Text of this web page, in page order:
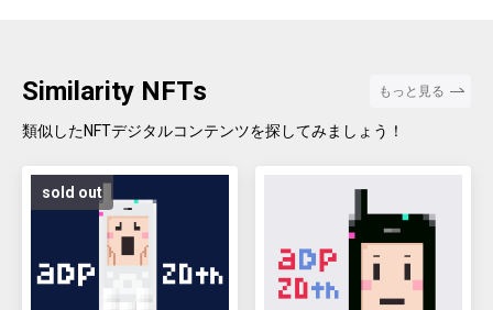
the INFOBAR FRIENDS' faces are nostalgic pictograms once used
in au e-mail! The first edition is a special edition with the aDp20th l
mbination patterns of "character x expression x background colo
r".
Similarity NFTs もっと見る
類似したNFTデジタルコンテンツを探してみましょう！
sold out